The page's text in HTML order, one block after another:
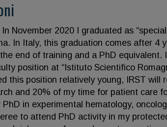
November 2020 I graduated as
In Italy, this graduation comes after 4
end of training and a PhD equivalent.
position at “Istituto Scientifico
this position relatively young, IRST
and 20% of my time for patient care
in experimental hematology,
to attend PhD activity in my